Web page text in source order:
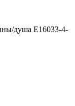
душа E16033-4-